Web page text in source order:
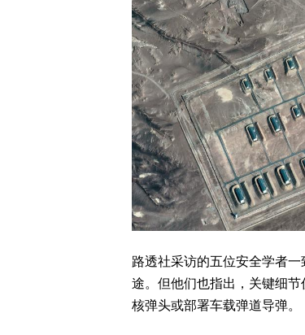
路透社采访的五位安全学者
途。但他们也指出，关键细
核弹头或部署车载弹道导弹。